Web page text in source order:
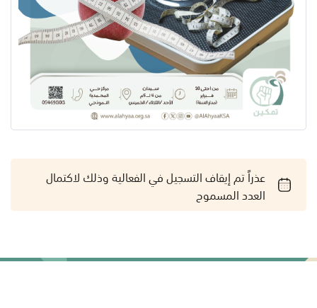
عذراً تم إيقاف التسجيل في الفعالية وذلك لاكتمال
العدد المسموح